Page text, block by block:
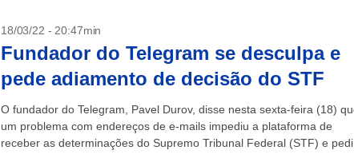
18/03/22 - 20:47min
Fundador do Telegram se desculpa e
pede adiamento de decisão do STF
O fundador do Telegram, Pavel Durov, disse nesta sexta-feira (18)
um problema com endereços de e-mails impediu a plataforma de
receber as determinações do Supremo Tribunal Federal (STF) e pediu